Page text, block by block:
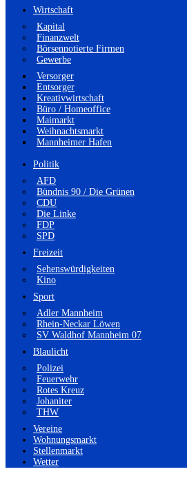
Wirtschaft
Kapital
Finanzwelt
Börsennotierte Firmen
Gewerbe
Versorger
Entsorger
Kreativwirtschaft
Büro / Homeoffice
Maimarkt
Weihnachtsmarkt
Mannheimer Hafen
Politik
AFD
Bündnis 90 / Die Grünen
CDU
Die Linke
FDP
SPD
Freizeit
Sehenswürdigkeiten
Kino
Sport
Adler Mannheim
Rhein-Neckar Löwen
SV Waldhof Mannheim 07
Blaulicht
Polizei
Feuerwehr
Rotes Kreuz
Johaniter
THW
Vereine
Wohnungsmarkt
Stellenmarkt
Wetter